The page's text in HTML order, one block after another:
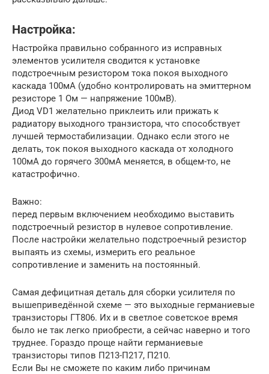
Настройка:
Настройка правильно собранного из исправных
элементов усилителя сводится к установке
подстроечным резистором тока покоя выходного
каскада 100мА (удобно контролировать на эмиттерном
резисторе 1 Ом — напряжение 100мВ).
Диод VD1 желательно приклеить или прижать к
радиатору выходного транзистора, что способствует
лучшей термостабилизации. Однако если этого не
делать, ток покоя выходного каскада от холодного
100мА до горячего 300мА меняется, в общем-то, не
катастрофично.
Важно:
перед первым включением необходимо выставить
подстроечный резистор в нулевое сопротивление.
После настройки желательно подстроечный резистор
выпаять из схемы, измерить его реальное
сопротивление и заменить на постоянный.
Самая дефицитная деталь для сборки усилителя по
вышеприведённой схеме — это выходные германиевые
транзисторы ГТ806. Их и в светлое советское время
было не так легко приобрести, а сейчас наверно и того
труднее. Гораздо проще найти германиевые
транзисторы типов П213-П217, П210.
Если Вы не сможете по каким либо причинам